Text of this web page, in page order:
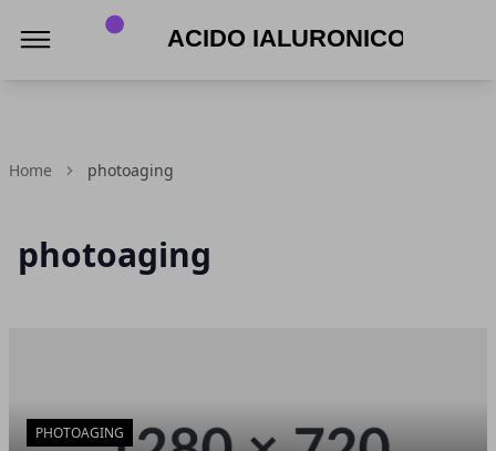
Home photoaging
photoaging
PHOTOAGING